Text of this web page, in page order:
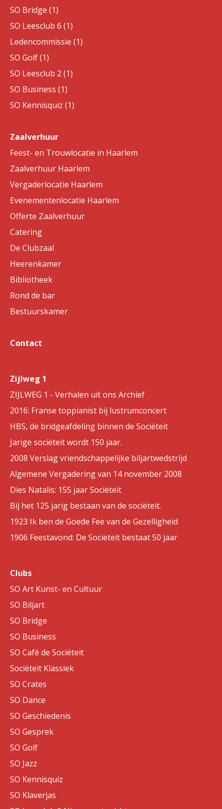
SO Bridge (1)
SO Leesclub 6 (1)
Ledencommissie (1)
SO Golf (1)
SO Leesclub 2 (1)
SO Business (1)
SO Kennisquiz (1)
Zaalverhuur
Feest- en Trouwlocatie in Haarlem
Zaalverhuur Haarlem
Vergaderlocatie Haarlem
Evenementenlocatie Haarlem
Offerte Zaalverhuur
Catering
De Clubzaal
Heerenkamer
Bibliotheek
Rond de bar
Bestuurskamer
Contact
Zijlweg 1
ZIJLWEG 1 - Verhalen uit ons Archief
2016: Franse toppianist bij lustrumconcert
HBS, de bridgeafdeling binnen de Sociëteit
Jarige sociëteit wordt 150 jaar.
2008 Verslag vriendschappelijke biljartwedstrijd
Algemene Vergadering van 14 november 2008
Dies Natalis: 155 jaar Sociëteit
Bij het 125 jarig bestaan van de sociëteit.
1923 Ik ben de Goede Fee van de Gezelligheid
1906 Feestavond: De Sociëteit bestaat 50 jaar
Clubs
SO Art Kunst- en Cultuur
SO Biljart
SO Bridge
SO Business
SO Café de Sociëteit
Sociëteit Klassiek
SO Crates
SO Dance
SO Geschiedenis
SO Gesprek
SO Golf
SO Jazz
SO Kennisquiz
SO Klaverjas